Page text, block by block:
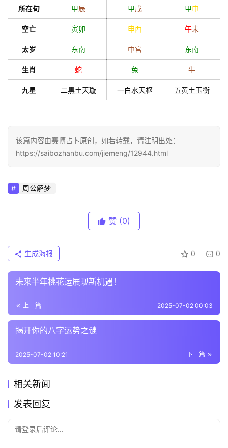
所在旬 甲辰 甲戌 甲申
空亡 寅卯 申酉 午未
太岁 东南 中宫 东南
生肖 蛇 兔 牛
九星 二黒土天璇 一白水天枢 五黄土玉衡
该篇内容由赛博占卜原创，如若转载，请注明出处：
https://saibozhanbu.com/jiemeng/12944.html
周公解梦
赞 (0)
0 0
生成海报
未来半年桃花运展现新机遇！
上一篇 2025-07-02 00:03
揭开你的八字运势之谜
下一篇
2025-07-02 10:21
相关新闻
发表回复
请登录后评论...